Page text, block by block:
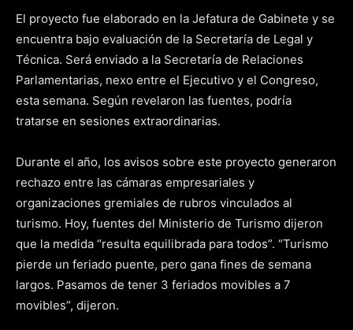
El proyecto fue elaborado en la Jefatura de Gabinete y se
encuentra bajo evaluación de la Secretaría de Legal y
Técnica. Será enviado a la Secretaría de Relaciones
Parlamentarias, nexo entre el Ejecutivo y el Congreso,
esta semana. Según revelaron las fuentes, podría
tratarse en sesiones extraordinarias.
Durante el año, los avisos sobre este proyecto generaron
rechazo entre las cámaras empresariales y
organizaciones gremiales de rubros vinculados al
turismo. Hoy, fuentes del Ministerio de Turismo dijeron
que la medida “resulta equilibrada para todos”. “Turismo
pierde un feriado puente, pero gana fines de semana
largos. Pasamos de tener 3 feriados movibles a 7
movibles”, dijeron.